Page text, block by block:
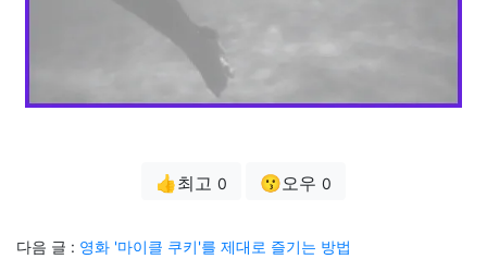
👍최고 0 😗오우 0
다음 글 : 영화 '마이클 쿠키'를 제대로 즐기는 방법